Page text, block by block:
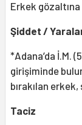
Erkek gözaltına
Şiddet /
*Adana’da İ.M.
girişiminde
bırakılan erkek,
Taciz